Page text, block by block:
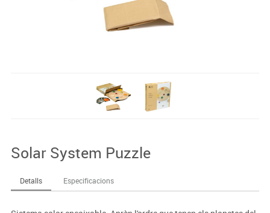
Solar System Puzzle
Detalls Especificacions